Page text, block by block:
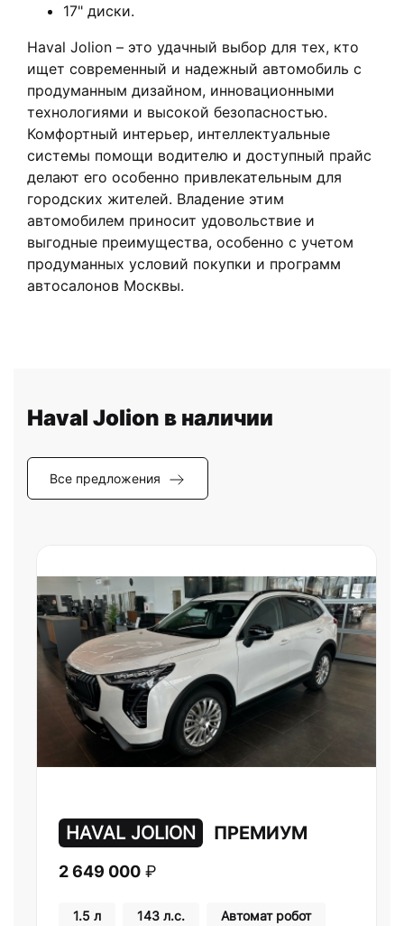
17" диски.
Haval Jolion – это удачный выбор для тех, кто
ищет современный и надежный автомобиль с
продуманным дизайном, инновационными
технологиями и высокой безопасностью.
Комфортный интерьер, интеллектуальные
системы помощи водителю и доступный прайс
делают его особенно привлекательным для
городских жителей. Владение этим
автомобилем приносит удовольствие и
выгодные преимущества, особенно с учетом
продуманных условий покупки и программ
автосалонов Москвы.
Haval Jolion в наличии
Все предложения
HAVAL JOLION ПРЕМИУМ
2 649 000 ₽
1.5 л 143 л.с. Автомат робот